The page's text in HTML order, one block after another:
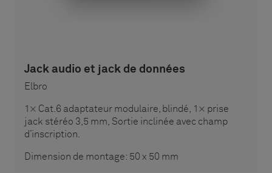
Jack audio et jack de données
Elbro
1× Cat.6 adaptateur modulaire, blindé, 1× prise
jack stéréo 3,5 mm, Sortie inclinée avec champ
d’inscription.
Dimension de montage: 50 x 50 mm